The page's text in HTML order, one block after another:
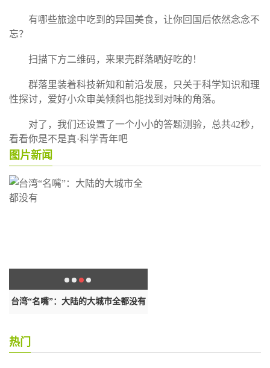
有哪些旅途中吃到的异国美食，让你回国后依然念念不
忘？
扫描下方二维码，来果壳群落晒好吃的！
群落里装着科技新知和前沿发展，只关于科学知识和理
性探讨，爱好小众审美倾斜也能找到对味的角落。
对了，我们还设置了一个小小的答题测验，总共42秒，
看看你是不是真·科学青年吧
图片新闻
台湾“名嘴”：大陆的大城市全都没有
热门